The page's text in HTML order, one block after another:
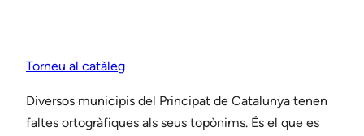
Torneu al catàleg
Diversos municipis del Principat de Catalunya tenen
faltes ortogràfiques als seus topònims. És el que es